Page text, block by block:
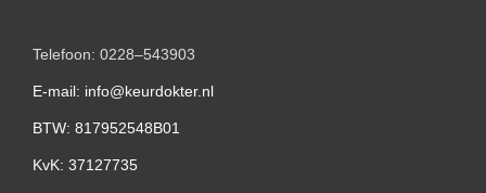
Telefoon: 0228–543903
E-mail: info@keurdokter.nl
BTW: 817952548B01
KvK: 37127735